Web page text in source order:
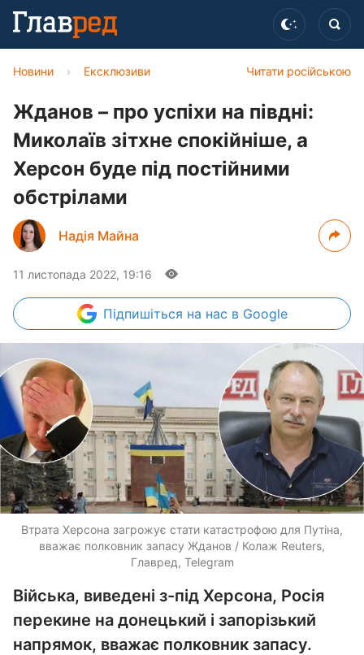
Читати російською
Новини › Ексклюзиви
Жданов – про успіхи на півдні:
Миколаїв зітхне спокійніше, а
Херсон буде під постійними
обстрілами
Надія Майна
11 листопада 2022, 19:16
Підпишіться на нас в Google
Втрата Херсона загрожує стати катастрофою для Путіна,
вважає полковник запасу Жданов / Колаж Reuters,
Главред, Telegram
Війська, виведені з-під Херсона, Росія
перекине на донецький і запорізький
напрямок, вважає полковник запасу.